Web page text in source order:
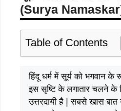
(Surya
Table of Contents
हिंदू धर्म में सूर्य को भगवान के
इस सृष्टि के लगातार चलने के
उत्तरदायी है | सबसे खास